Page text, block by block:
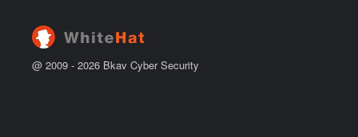
@ 2009 - 2026 Bkav Cyber Security